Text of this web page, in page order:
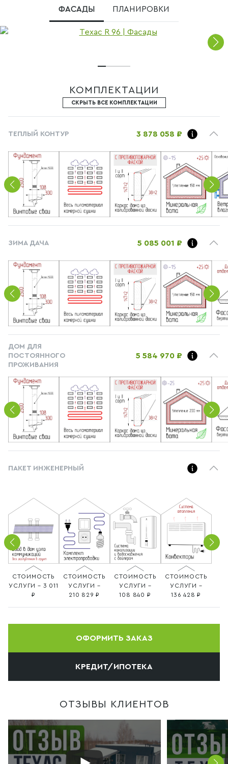
ФАСАДЫ ПЛАНИРОВКИ
КОМПЛЕКТАЦИИ
СКРЫТЬ ВСЕ КОМПЛЕКТАЦИИ
ТЕПЛЫЙ КОНТУР 3 878 058 ₽
ЗИМА ДАЧА 5 085 001 ₽
ДОМ ДЛЯ
ПОСТОЯННОГО
ПРОЖИВАНИЯ
5 584 970 ₽
ПАКЕТ ИНЖЕНЕРНЫЙ
СТОИМОСТЬ
УСЛУГИ – 3 011
СТОИМОСТЬ
УСЛУГИ –
210 829
СТОИМОСТЬ
УСЛУГИ –
108 840
СТОИМОСТЬ
УСЛУГИ –
136 428
ОФОРМИТЬ ЗАКАЗ
КРЕДИТ/ИПОТЕКА
ОТЗЫВЫ КЛИЕНТОВ